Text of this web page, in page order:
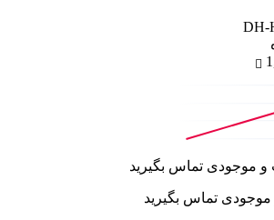
DH-
موجودی تماس بگیرید